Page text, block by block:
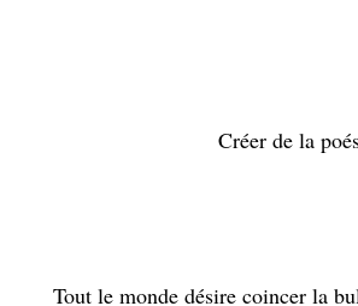
Créer de la
Tout le monde désire coincer la